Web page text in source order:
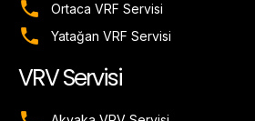
Ortaca VRF Servisi
Yatağan VRF Servisi
VRV Servisi